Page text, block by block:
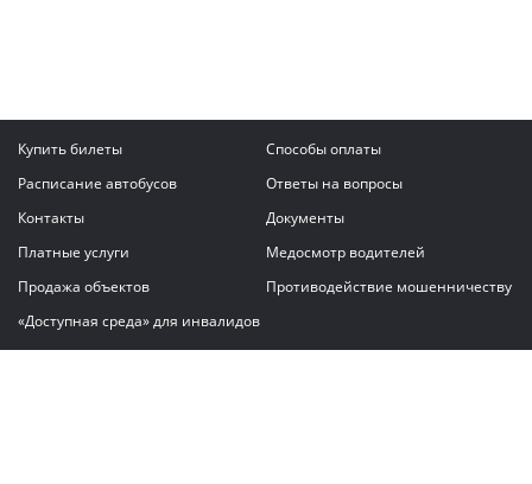
Купить билеты
Способы оплаты
Расписание автобусов
Ответы на вопросы
Контакты
Документы
Платные услуги
Медосмотр водителей
Продажа объектов
Противодействие мошенничеству
«Доступная среда» для инвалидов